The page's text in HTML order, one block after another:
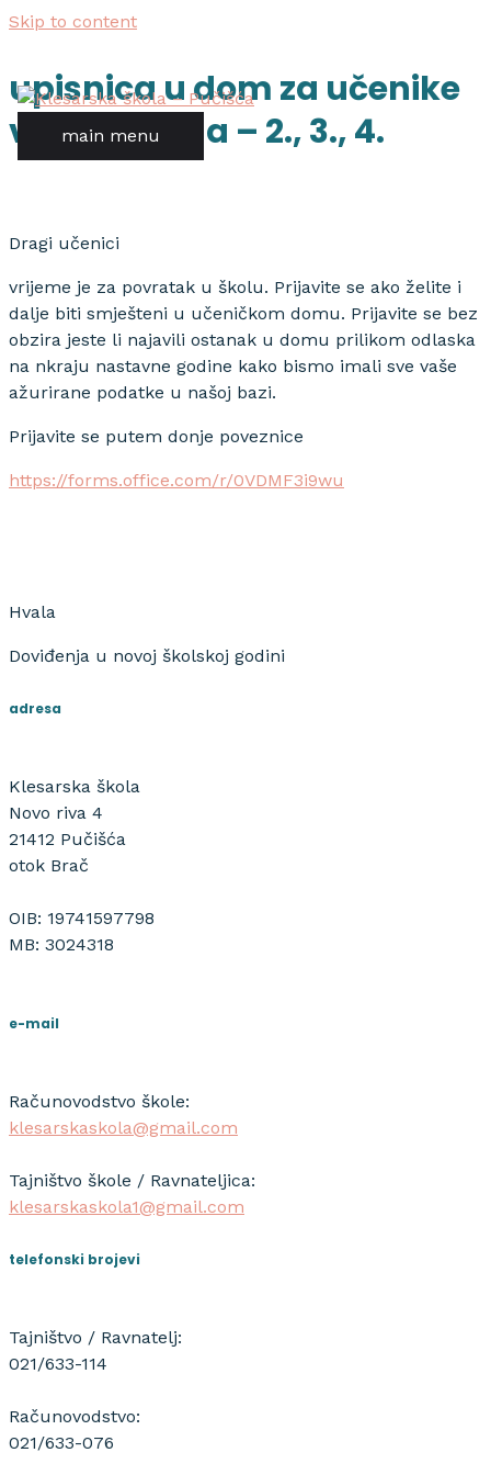
Skip to content
main menu
upisnica u dom za učenike
viših razreda – 2., 3., 4.
Dragi učenici
vrijeme je za povratak u školu. Prijavite se ako želite i
dalje biti smješteni u učeničkom domu. Prijavite se bez
obzira jeste li najavili ostanak u domu prilikom odlaska
na nkraju nastavne godine kako bismo imali sve vaše
ažurirane podatke u našoj bazi.
Prijavite se putem donje poveznice
https://forms.office.com/r/0VDMF3i9wu
Hvala
Doviđenja u novoj školskoj godini
adresa
Klesarska škola
Novo riva 4
21412 Pučišća
otok Brač
OIB: 19741597798
MB: 3024318
e-mail
Računovodstvo škole:
klesarskaskola@gmail.com
Tajništvo škole / Ravnateljica:
klesarskaskola1@gmail.com
telefonski brojevi
Tajništvo / Ravnatelj:
021/633-114
Računovodstvo:
021/633-076